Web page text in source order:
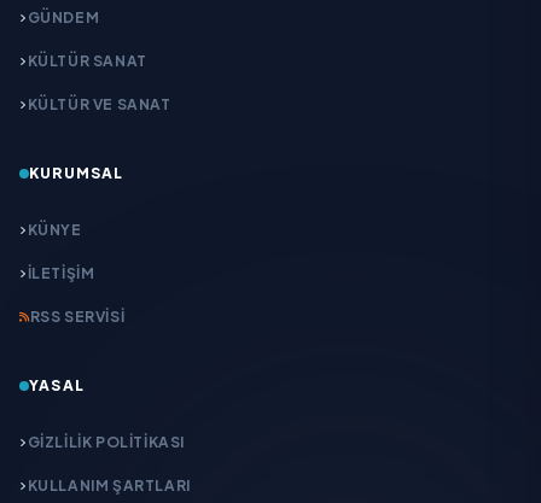
GÜNDEM
KÜLTÜR SANAT
KÜLTÜR VE SANAT
KURUMSAL
KÜNYE
İLETIŞIM
RSS SERVISI
YASAL
GIZLILIK POLITIKASI
KULLANIM ŞARTLARI